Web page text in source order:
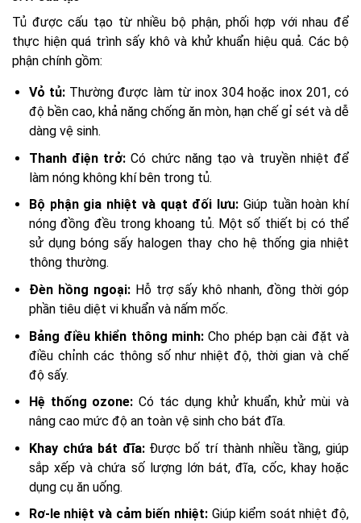
Tủ được cấu tạo từ nhiều bộ phận, phối hợp với nhau để
thực hiện quá trình sấy khô và khử khuẩn hiệu quả. Các bộ
phận chính gồm:
Vỏ tủ: Thường được làm từ inox 304 hoặc inox 201, có
độ bền cao, khả năng chống ăn mòn, hạn chế gỉ sét và dễ
dàng vệ sinh.
Thanh điện trở: Có chức năng tạo và truyền nhiệt để
làm nóng không khí bên trong tủ.
Bộ phận gia nhiệt và quạt đối lưu: Giúp tuần hoàn khí
nóng đồng đều trong khoang tủ. Một số thiết bị có thể
sử dụng bóng sấy halogen thay cho hệ thống gia nhiệt
thông thường.
Đèn hồng ngoại:Hỗ trợ sấy khô nhanh, đồng thời góp
phần tiêu diệt vi khuẩn và nấm mốc.
Bảng điều khiển thông minh: Cho phép bạn cài đặt và
điều chỉnh các thông số như nhiệt độ, thời gian và chế
độ sấy.
Hệ thống ozone: Có tác dụng khử khuẩn, khử mùi và
nâng cao mức độ an toàn vệ sinh cho bát đĩa.
Khay chứa bát đĩa:Được bố trí thành nhiều tầng, giúp
sắp xếp và chứa số lượng lớn bát, đĩa, cốc, khay hoặc
dụng cụ ăn uống.
Rơ-le nhiệt và cảm biến nhiệt:Giúp kiểm soát nhiệt độ,